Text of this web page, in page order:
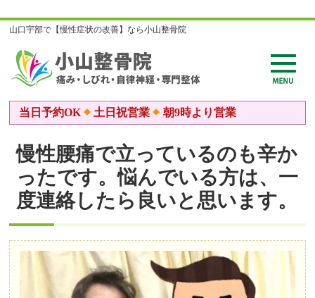
山口宇部で【慢性症状の改善】なら小山整骨院
当日予約OK 土日祝営業 朝9時より営業
慢性腰痛で立っているのも辛か
ったです。悩んでいる方は、一
度連絡したら良いと思います。